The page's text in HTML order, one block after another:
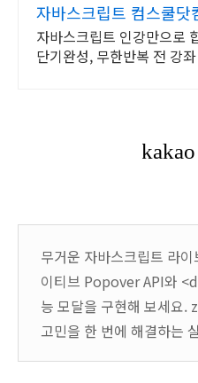
자바스크립트 컴스쿨닷
신청&결제시 기프티콘!
자바스크립트 인강만으로
단기완성, 무한반복 전 강
무거운 자바스크립트 라
이티브 Popover API와
능 모달을 구현해 보세요.
고민을 한 번에 해결하는